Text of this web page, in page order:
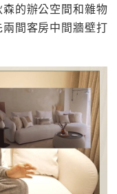
的辦公空間和雜物
間客房中間牆壁打